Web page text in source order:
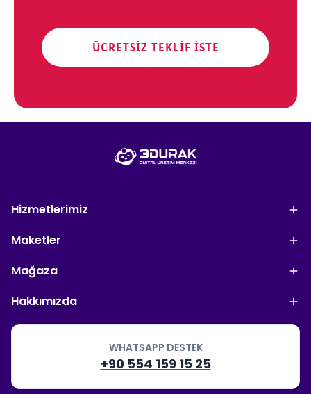
ÜCRETSIZ TEKLIF İSTE
Hizmetlerimiz
Maketler
Mağaza
Hakkımızda
WHATSAPP DESTEK
+90 554 159 15 25